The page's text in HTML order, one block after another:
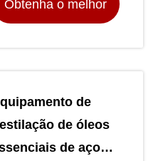
Obtenha o melhor
de
de óleos
de aço